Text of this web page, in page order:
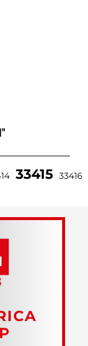
33415 33416